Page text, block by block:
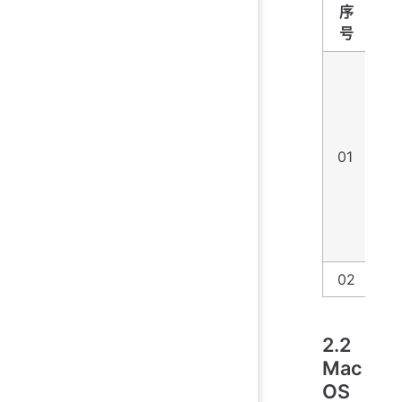
序
号
01
02
2.2
Mac
OS